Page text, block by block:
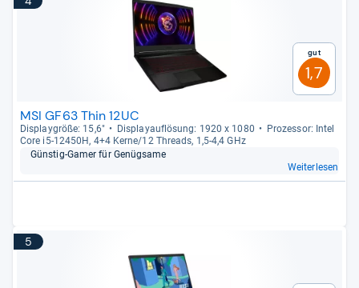
Gut
1,7
MSI GF63 Thin 12UC
Dis­play­größe: 15,6" Dis­pla­yauf­lö­sung: 1920 x 1080
Pro­zes­sor: Intel
Core i5-​12450H, 4+4 Kerne/12 Threads, 1,5-​4,4 GHz
Güns­tig-​Gamer für Genüg­same
Weiterlesen
5